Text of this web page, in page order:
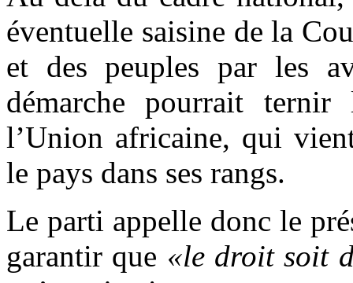
éventuelle saisine de la
et des peuples par les
démarche pourrait
l’Union africaine, qui
le pays dans ses rangs.
Le parti appelle donc le
garantir que «le droit soit